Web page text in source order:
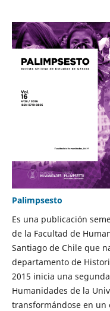
Palimpsesto
Es una publicación
de la Facultad de
Santiago de Chile que
departamento de
2015 inicia una
Humanidades de la
transformándose en un